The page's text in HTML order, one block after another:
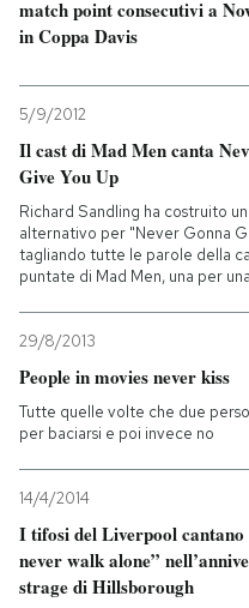
match point consecutivi a
in Coppa Davis
5/9/2012
Il cast di Mad Men canta
Give You Up
Richard Sandling ha costruito
alternativo per "Never Gonna
tagliando tutte le parole della
puntate di Mad Men, una per una
29/8/2013
People in movies never kiss
Tutte quelle volte che due
per baciarsi e poi invece no
14/4/2014
I tifosi del Liverpool cantano
never walk alone”
strage di Hillsborough